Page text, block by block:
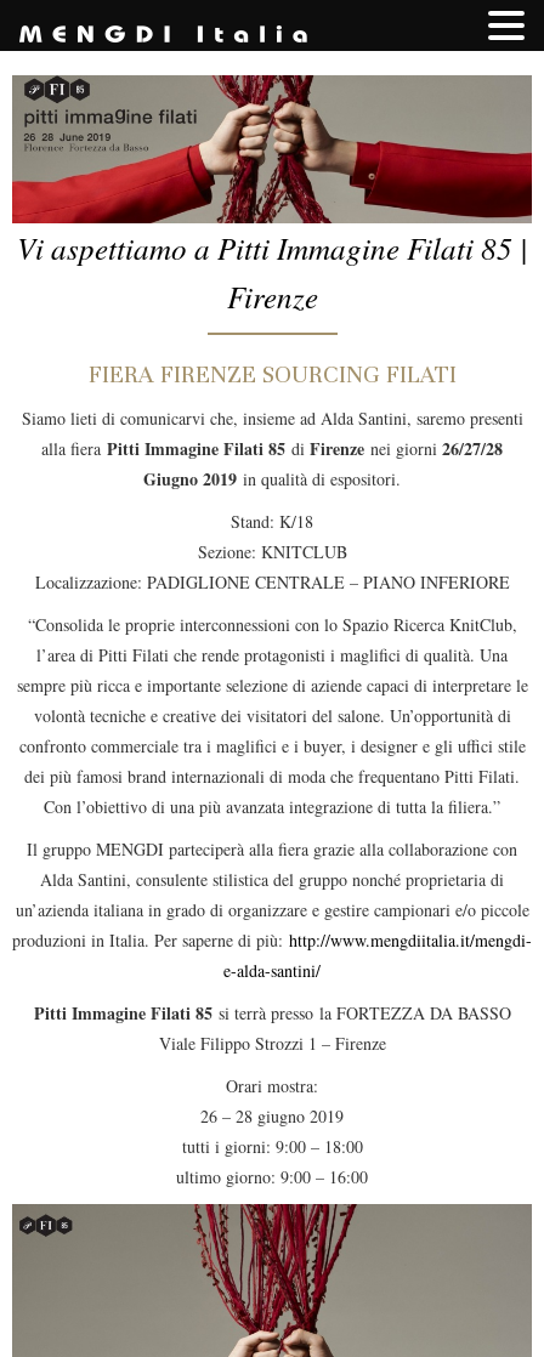
Vi aspettiamo a Pitti Immagine Filati 85 |
Firenze
FIERA FIRENZE SOURCING FILATI
Siamo lieti di comunicarvi che, insieme ad Alda Santini, saremo presenti
alla fiera Pitti Immagine Filati 85 di Firenze nei giorni 26/27/28
Giugno 2019 in qualità di espositori.
Stand: K/18
Sezione: KNITCLUB
Localizzazione: PADIGLIONE CENTRALE – PIANO INFERIORE
“Consolida le proprie interconnessioni con lo Spazio Ricerca KnitClub,
l’area di Pitti Filati che rende protagonisti i maglifici di qualità. Una
sempre più ricca e importante selezione di aziende capaci di interpretare le
volontà tecniche e creative dei visitatori del salone. Un’opportunità di
confronto commerciale tra i maglifici e i buyer, i designer e gli uffici stile
dei più famosi brand internazionali di moda che frequentano Pitti Filati.
Con l’obiettivo di una più avanzata integrazione di tutta la filiera.”
Il gruppo MENGDI parteciperà alla fiera grazie alla collaborazione con
Alda Santini, consulente stilistica del gruppo nonché proprietaria di
un’azienda italiana in grado di organizzare e gestire campionari e/o piccole
produzioni in Italia. Per saperne di più: http://www.mengdiitalia.it/mengdi-
e-alda-santini/
Pitti Immagine Filati 85si terrà presso la FORTEZZA DA BASSO
Viale Filippo Strozzi 1 – Firenze
Orari mostra:
26 – 28 giugno 2019
tutti i giorni: 9:00 – 18:00
ultimo giorno: 9:00 – 16:00